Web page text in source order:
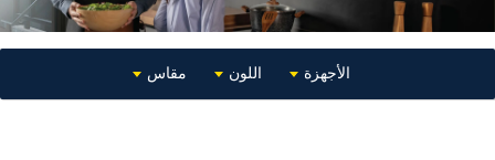
الأجهزة اللون مقاس